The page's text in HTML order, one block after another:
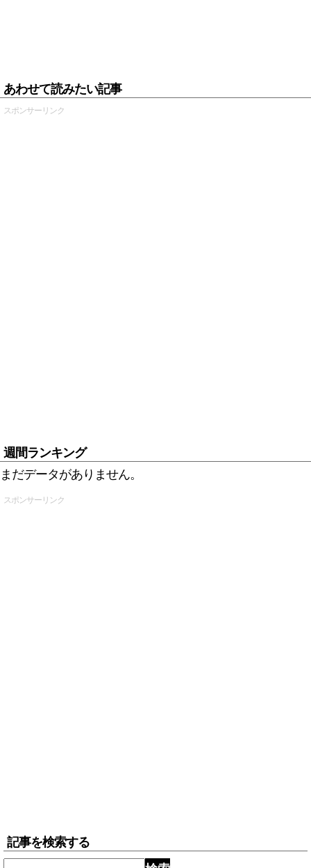
あわせて読みたい記事
スポンサーリンク
週間ランキング
まだデータがありません。
スポンサーリンク
記事を検索する